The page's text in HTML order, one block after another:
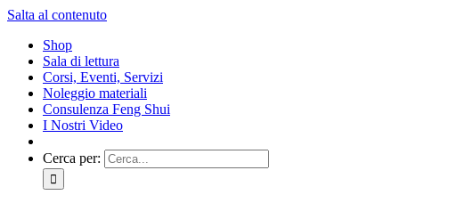
Salta al contenuto
Shop
Sala di lettura
Corsi, Eventi, Servizi
Noleggio materiali
Consulenza Feng Shui
I Nostri Video
Cerca per: